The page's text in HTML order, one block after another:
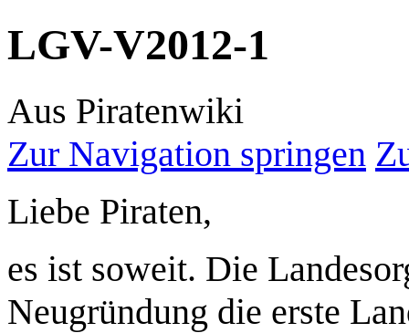
LGV-V2012-1
Aus Piratenwiki
Zur Navigation springen
Liebe Piraten,
es ist soweit. Die
Neugründung die erste